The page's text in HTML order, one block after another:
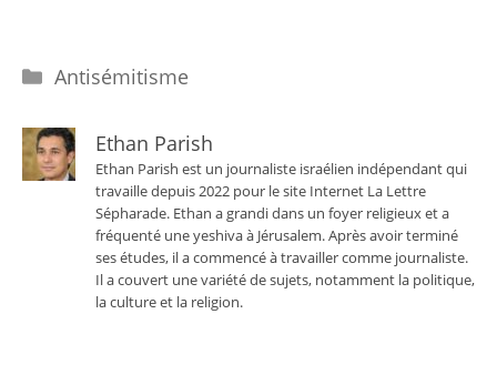
Catégories
Antisémitisme
Ethan Parish
Ethan Parish est un journaliste israélien indépendant qui
travaille depuis 2022 pour le site Internet La Lettre
Sépharade. Ethan a grandi dans un foyer religieux et a
fréquenté une yeshiva à Jérusalem. Après avoir terminé
ses études, il a commencé à travailler comme journaliste.
Il a couvert une variété de sujets, notamment la politique,
la culture et la religion.